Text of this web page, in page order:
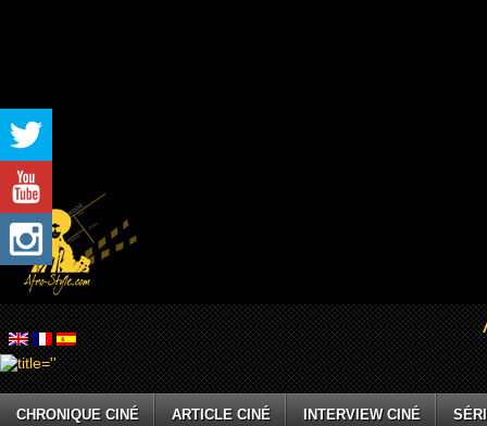
CHRONIQUE CINÉ ARTICLE CINÉ INTERVIEW CINÉ